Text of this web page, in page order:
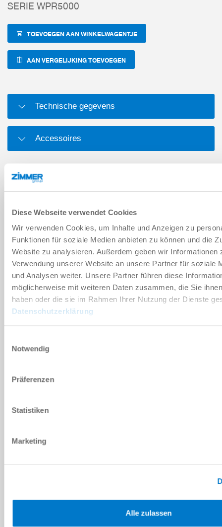
Diese Webseite verwendet Cookies
Wir verwenden Cookies, um Inhalte und Anzeigen zu
Funktionen für soziale Medien anbieten zu können und die
Website zu analysieren. Außerdem geben wir Informationen
Verwendung unserer Website an unsere Partner für soziale
und Analysen weiter. Unsere Partner führen diese
möglicherweise mit weiteren Daten zusammen, die Sie
haben oder die sie im Rahmen Ihrer Nutzung der Dienste
Datenschutzerklärung
Notwendig
Präferenzen
Statistiken
Marketing
Alle zulassen
SERIE WPR5000
TOEVOEGEN AAN WINKELWAGENTJE
AAN VERGELIJKING TOEVOEGEN
Technische gegevens
Accessoires
DOWNLOADS
Downloaden
Onderdelenlijst
Downloaden